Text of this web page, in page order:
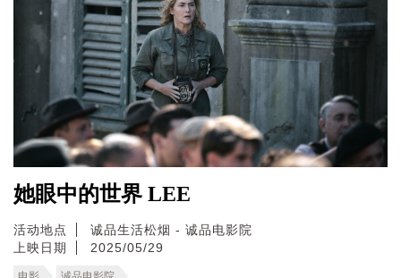
她眼中的世界 LEE
活动地点
诚品生活松烟 - 诚品电影院
上映日期
2025/05/29